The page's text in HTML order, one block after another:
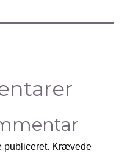
publiceret. Krævede